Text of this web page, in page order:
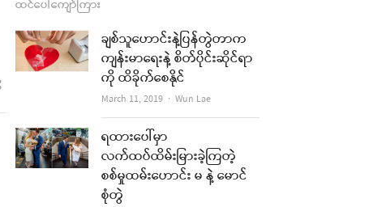
Share
post
ထင်ပေါ်ကျော်ကြား
ချစ်သူဟောင်းနဲ့ပြန်တွဲတာက
ကျန်းမာရေးနဲ့ စိတ်ပိုင်းဆိုင်ရာ
ကို ထိခိုက်စေနိုင်
March 11, 2019 Author
Wun Lae
ရထားပေါ်မှာ
လက်ထပ်ထိမ်းမြားခဲ့ကြတဲ့
စစ်မှုထမ်းဟောင်း မ နဲ့ မောင်
စုံတွဲ